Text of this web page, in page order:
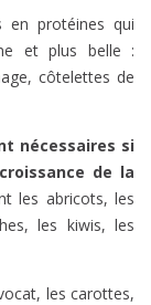
en protéines qui
et plus belle :
côtelettes de
nécessaires si
de la
les abricots, les
les kiwis, les
les carottes,